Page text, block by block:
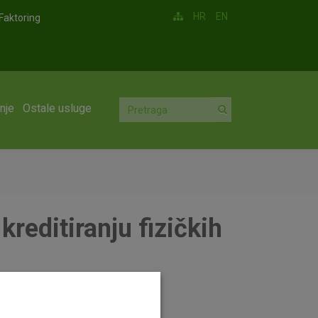
Faktoring HR EN
Ostale usluge
kreditiranju fizičkih